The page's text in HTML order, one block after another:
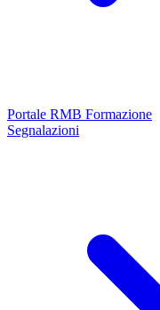
Portale RMB Formazione
Segnalazioni